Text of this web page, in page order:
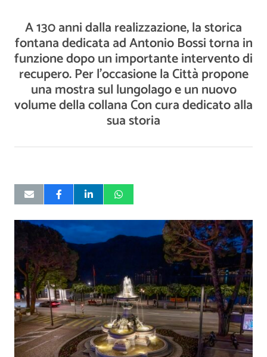
A 130 anni dalla realizzazione, la storica
fontana dedicata ad Antonio Bossi torna in
funzione dopo un importante intervento di
recupero. Per l’occasione la Città propone
una mostra sul lungolago e un nuovo
volume della collana Con cura dedicato alla
sua storia